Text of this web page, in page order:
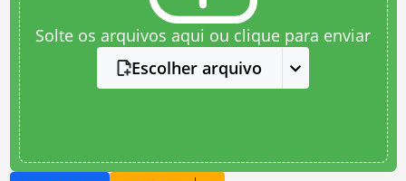
Solte os arquivos aqui ou clique para enviar
Escolher arquivo